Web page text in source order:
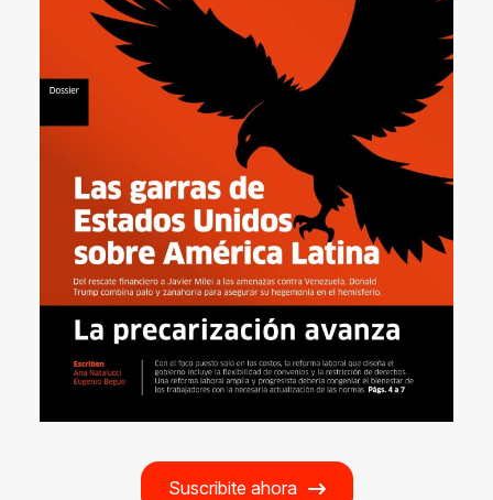
Suscribite ahora